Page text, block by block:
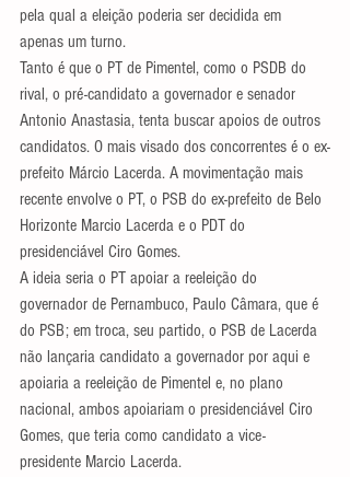
pela qual a eleição poderia ser decidida em
apenas um turno.
Tanto é que o PT de Pimentel, como o PSDB do
rival, o pré-candidato a governador e senador
Antonio Anastasia, tenta buscar apoios de outros
candidatos. O mais visado dos concorrentes é o ex-
prefeito Márcio Lacerda. A movimentação mais
recente envolve o PT, o PSB do ex-prefeito de Belo
Horizonte Marcio Lacerda e o PDT do
presidenciável Ciro Gomes.
A ideia seria o PT apoiar a reeleição do
governador de Pernambuco, Paulo Câmara, que é
do PSB; em troca, seu partido, o PSB de Lacerda
não lançaria candidato a governador por aqui e
apoiaria a reeleição de Pimentel e, no plano
nacional, ambos apoiariam o presidenciável Ciro
Gomes, que teria como candidato a vice-
presidente Marcio Lacerda.